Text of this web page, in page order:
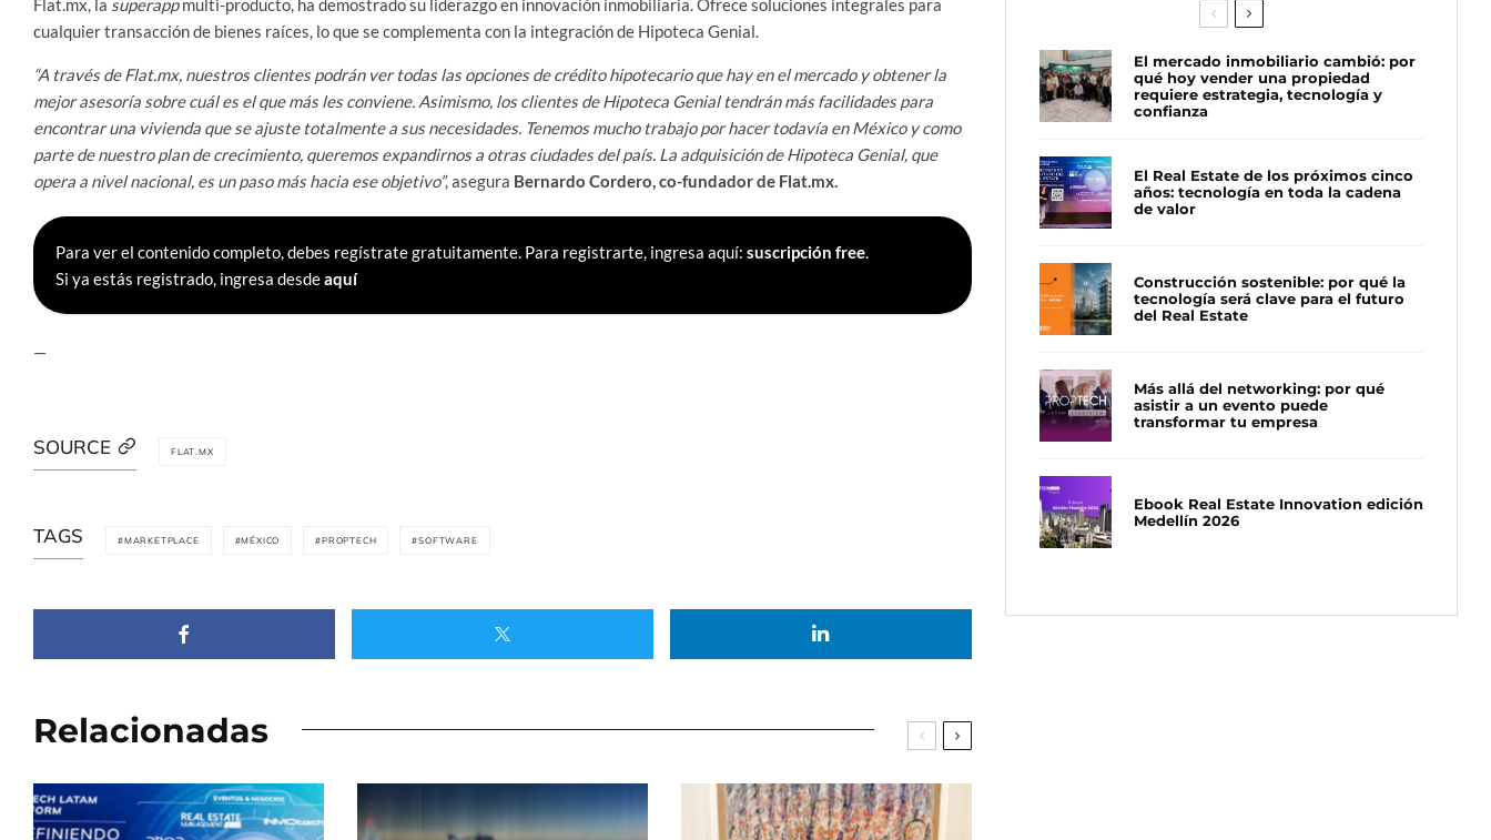
Flat.mx, la superappmulti-producto, ha demostrado su liderazgo en innovación inmobiliaria. Ofrece soluciones integrales para
cualquier transacción de bienes raíces, lo que se complementa con la integración de Hipoteca Genial.
“A través de Flat.mx, nuestros clientes podrán ver todas las opciones de crédito hipotecario que hay en el mercado y obtener la
mejor asesoría sobre cuál es el que más les conviene. Asimismo, los clientes de Hipoteca Genial tendrán más facilidades para
encontrar una vivienda que se ajuste totalmente a sus necesidades. Tenemos mucho trabajo por hacer todavía en México y como
parte de nuestro plan de crecimiento, queremos expandirnos a otras ciudades del país. La adquisición de Hipoteca Genial, que
opera a nivel nacional, es un paso más hacia ese objetivo”, asegura Bernardo Cordero,co-fundador de Flat.mx.
Para ver el contenido completo, debes regístrate gratuitamente. Para registrarte, ingresa aquí: suscripción free.
Si ya estás registrado, ingresa desdeaquí
—
SOURCE FLAT.MX
TAGS MARKETPLACE MÉXICO PROPTECH SOFTWARE
Relacionadas
El mercado inmobiliario cambió: por
qué hoy vender una propiedad
requiere estrategia, tecnología y
confianza
El Real Estate de los próximos cinco
años: tecnología en toda la cadena
de valor
Construcción sostenible: por qué la
tecnología será clave para el futuro
del Real Estate
Más allá del networking: por qué
asistir a un evento puede
transformar tu empresa
Ebook Real Estate Innovation edición
Medellín 2026